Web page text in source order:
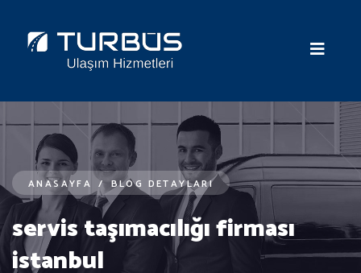
ANASAYFA / BLOG DETAYLARI
servis taşımacılığı firması
istanbul